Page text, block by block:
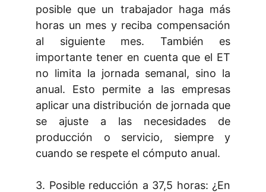
posible que un trabajador haga más
horas un mes y reciba compensación
al siguiente mes. También es
importante tener en cuenta que el ET
no limita la jornada semanal, sino la
anual. Esto permite a las empresas
aplicar una distribución de jornada que
se ajuste a las necesidades de
producción o servicio, siempre y
cuando se respete el cómputo anual.
3. Posible reducción a 37,5 horas: ¿En